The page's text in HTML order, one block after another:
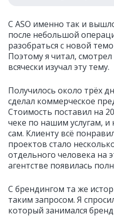
С ASO именно так и
после небольшой
разобраться с новой
Поэтому я читал,
всячески изучал эту тему.
Получилось около трёх
сделал коммерческое
Стоимость поставил на
чеке по нашим услугам, и
сам. Клиенту всё
проектов стало
отдельного человека на
агентстве появилась
С брендингом та же
таким запросом. Я
который занимался